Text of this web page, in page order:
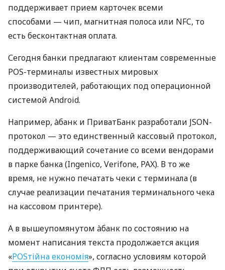
поддерживает прием карточек всеми
способами — чип, магнитная полоса или NFC, то
есть бесконтактная оплата.
Сегодня банки предлагают клиентам современные
POS-терминалы известных мировых
производителей, работающих под операционной
системой Android.
Например, àбанк и ПриватБанк разработали JSON-
протокол — это единственный кассовый протокол,
поддерживающий сочетание со всеми вендорами
в парке банка (Ingenico, Verifone, PAX). В то же
время, не нужно печатать чеки с терминала (в
случае реализации печатания терминального чека
на кассовом принтере).
А в вышеупомянутом àбанк по состоянию на
момент написания текста продолжается акция
«POSтійна економія», согласно условиям которой